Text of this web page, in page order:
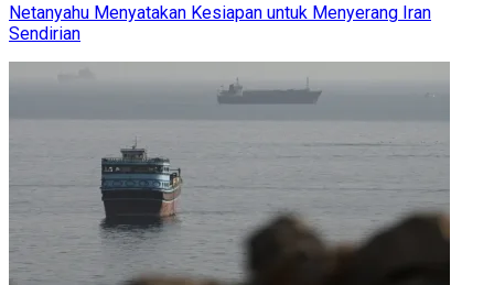
Netanyahu Menyatakan Kesiapan untuk Menyerang Iran
Sendirian